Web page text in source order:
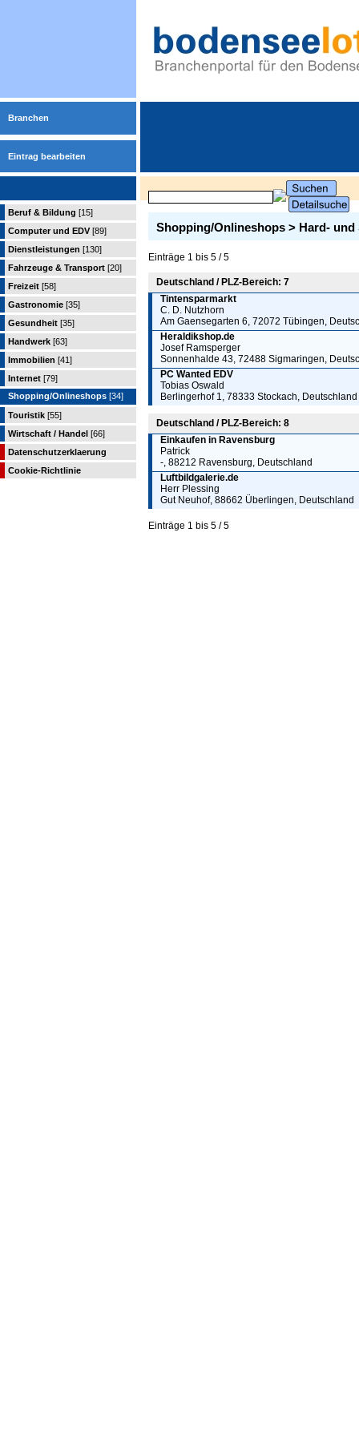
Branchen
Eintrag bearbeiten
Beruf & Bildung [15]
Computer und EDV [89]
Dienstleistungen [130]
Fahrzeuge & Transport [20]
Freizeit [58]
Gastronomie [35]
Gesundheit [35]
Handwerk [63]
Immobilien [41]
Internet [79]
Shopping/Onlineshops [34]
Touristik [55]
Wirtschaft / Handel [66]
Datenschutzerklaerung
Cookie-Richtlinie
Shopping/Onlineshops > Hard- und
Einträge 1 bis 5 / 5
Deutschland / PLZ-Bereich: 7
Tintensparmarkt
C. D. Nutzhorn
Am Gaensegarten 6, 72072 Tübingen,
Heraldikshop.de
Josef Ramsperger
Sonnenhalde 43, 72488 Sigmaringen,
PC Wanted EDV
Tobias Oswald
Berlingerhof 1, 78333 Stockach, Deutschland
Deutschland / PLZ-Bereich: 8
Einkaufen in Ravensburg
Patrick
-, 88212 Ravensburg, Deutschland
Luftbildgalerie.de
Herr Plessing
Gut Neuhof, 88662 Überlingen, Deutschland
Einträge 1 bis 5 / 5